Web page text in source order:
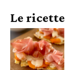
Le ricette